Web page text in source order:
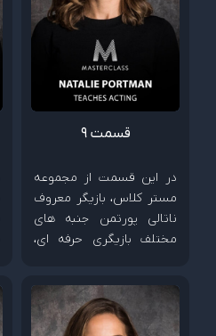
قسمت 9
در این قسمت از مجموعه
مستر کلاس، بازیگر معروف
ناتالی پورتمن جنبه های
مختلف بازیگری حرفه ای،
ها را آموزش می دهد.